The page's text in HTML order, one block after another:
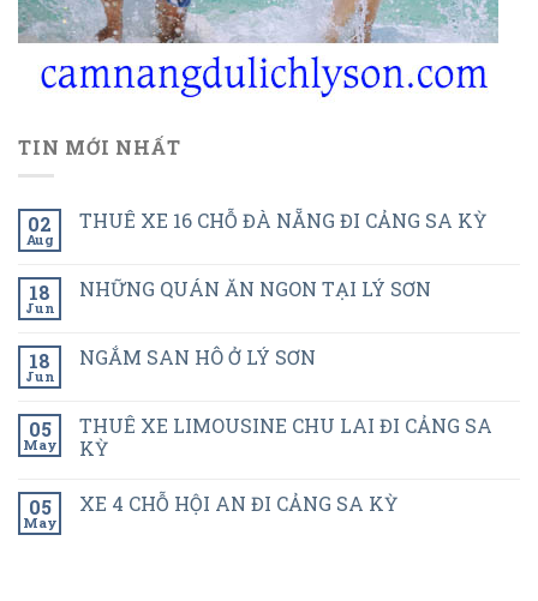
TIN MỚI NHẤT
02
Aug
THUÊ XE 16 CHỖ ĐÀ NẴNG ĐI CẢNG SA KỲ
18
Jun
NHỮNG QUÁN ĂN NGON TẠI LÝ SƠN
18
Jun
NGẮM SAN HÔ Ở LÝ SƠN
05
May
THUÊ XE LIMOUSINE CHU LAI ĐI CẢNG SA
KỲ
05
May
XE 4 CHỖ HỘI AN ĐI CẢNG SA KỲ